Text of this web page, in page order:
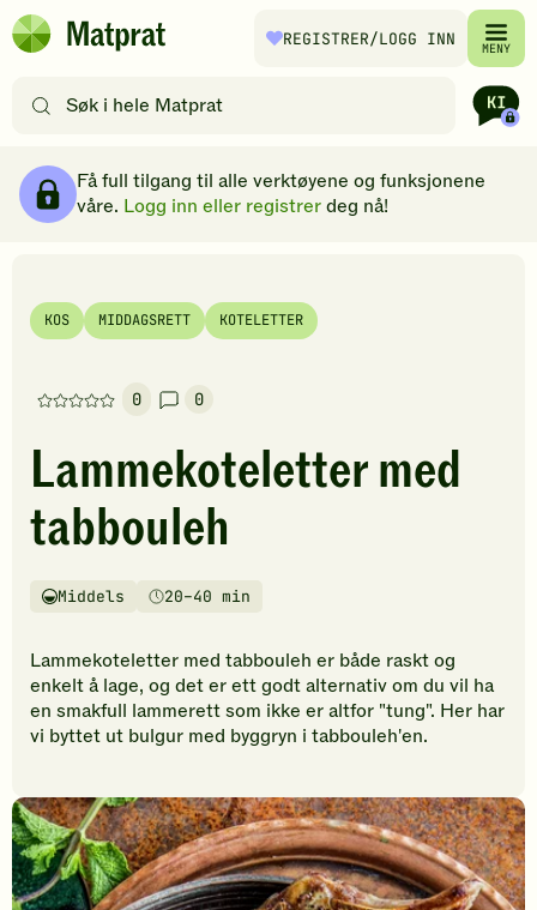
Hopp til hovedinnhold
Matprat
REGISTRER/LOGG INN MENY
etter
filtre
Få full tilgang til alle verktøyene og funksjonene
våre. Logg inn eller registrerdeg nå!
KOS MIDDAGSRETT KOTELETTER
0
Denne
har
foreløpig
ingen
vurderinger.
den
å
vurdere
denne
oppskriften.
0
Lammekoteletter med
tabbouleh
Vanskelighetsgrad
Middels
Tilberedningstid20–40 min
Lammekoteletter med tabbouleh er både raskt og
enkelt å lage, og det er ett godt alternativ om du vil ha
en smakfull lammerett som ikke er altfor "tung". Her har
vi byttet ut bulgur med byggryn i tabbouleh'en.